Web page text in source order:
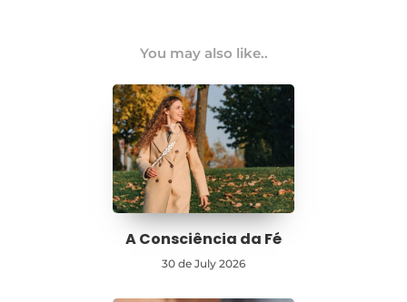
You may also like..
A Consciência da Fé
30 de July 2026